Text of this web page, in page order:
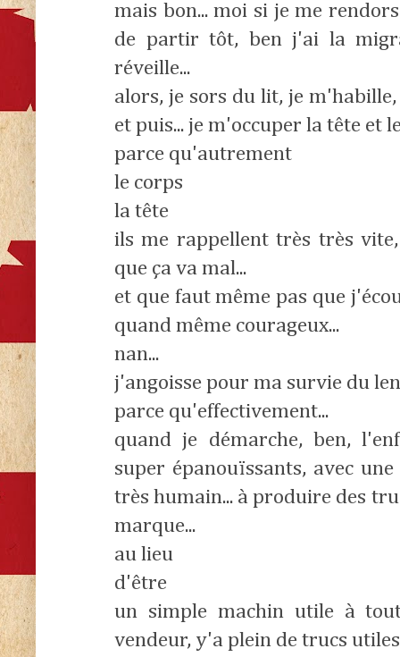
mais bon... moi si je me
de partir tôt, ben j'ai la
réveille...
alors, je sors du lit, je
et puis... je m'occuper la tête et
parce qu'autrement
le corps
la tête
ils me rappellent très très
que ça va mal...
et que faut même pas que
quand même courageux...
nan...
j'angoisse pour ma survie du
parce qu'effectivement...
quand je démarche, ben,
super épanouïssants, avec
très humain... à produire des
marque...
au lieu
d'être
un simple machin utile à
vendeur, y'a plein de trucs